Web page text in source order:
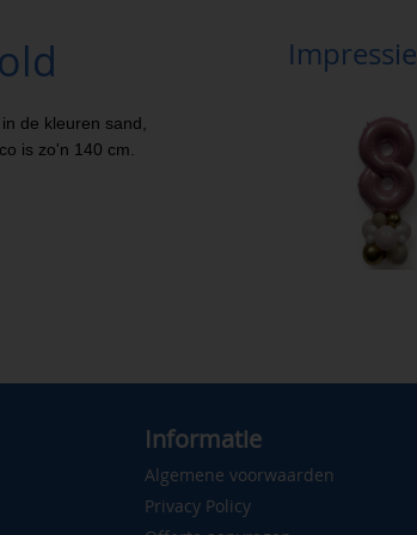
de kleuren sand,
is zo'n 140 cm.
Impressie
Informatie
Algemene voorwaarden
Privacy Policy